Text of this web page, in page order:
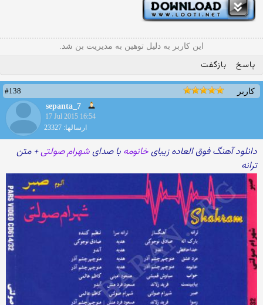
این کاربر به دلیل توهین به مدیریت بن شد.
پاسخ بازگفت
کاربر
#138
sepanta_7
17 Jul 2015 16:54
ارسالها: 23327
دانلود آهنگ فوق العاده زیبایخانومه با صدایشهرام صولتی+ متن
ترانه